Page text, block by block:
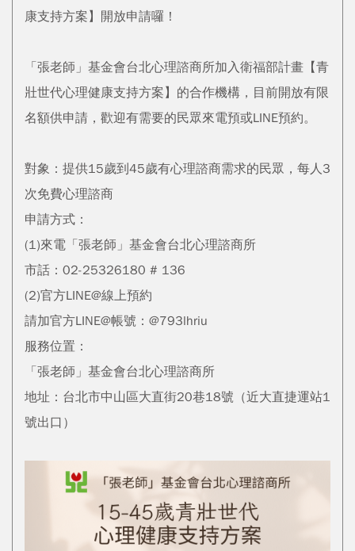
康支持方案】開放申請囉！
「張老師」基金會台北心理諮商所加入衛福部計畫【青
壯世代心理健康支持方案】的合作機構，目前開放有限
名額供申請，歡迎有需要的民眾來電預或LINE預約。
對象：提供15歲到45歲有心理諮商需求的民眾，每人3
次免費心理諮商
申請方式：
(1)來電「張老師」基金會台北心理諮商所
市話：02-25326180 # 136
(2)官方LINE@線上預約
請加官方LINE@帳號：@793lhriu
服務位置：
「張老師」基金會台北心理諮商所
地址：台北市中山區大直街20巷18號（近大直捷運站1
號出口）